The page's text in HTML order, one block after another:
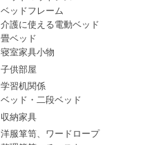
ベッドフレーム
介護に使える電動ベッド
畳ベッド
寝室家具小物
子供部屋
学習机関係
ベッド・二段ベッド
収納家具
洋服箪笥、ワードロープ